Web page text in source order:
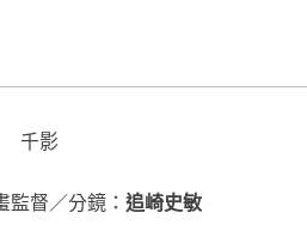
千影
督／分鏡： 追崎史敏